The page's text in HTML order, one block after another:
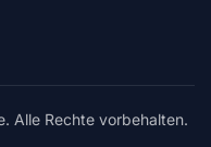
Alle Rechte vorbehalten.